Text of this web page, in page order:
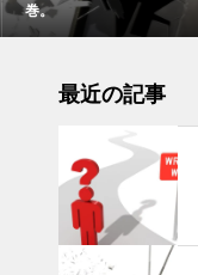
巻。
最近の記事